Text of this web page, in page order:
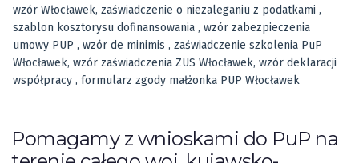
wzór Włocławek, zaświadczenie o niezaleganiu z podatkami ,
szablon kosztorysu dofinansowania , wzór zabezpieczenia
umowy PUP , wzór de minimis , zaświadczenie szkolenia PuP
Włocławek, wzór zaświadczenia ZUS Włocławek, wzór deklaracji
współpracy , formularz zgody małżonka PUP Włocławek
Pomagamy z wnioskami do PuP na